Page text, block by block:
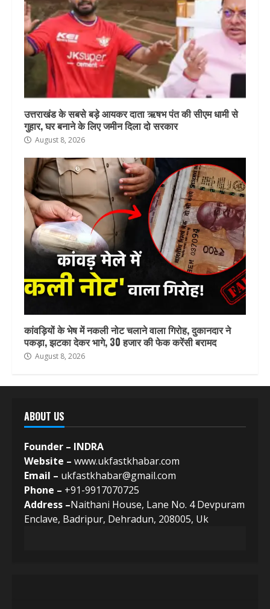
उत्तराखंड के सबसे बड़े आयकर दाता ऋषभ पंत की सीएम धामी से
गुहार, घर बनाने के लिए जमीन दिला दो सरकार
August 8, 2026
कांवड़ियों के भेष में नकली नोट चलाने वाला गिरोह, दुकानदार ने
पकड़ा, झटका देकर भागे, 30 हजार की फेक करेंसी बरामद
August 8, 2026
ABOUT US
Founder – INDRA
Website – www.ukfastkhabar.com
Email – ukfastkhabar@gmail.com
Phone – +91-9917070725
Address –Naithani House, Lane No. 4 Devpuram
Enclave, Badripur, Dehradun, 208005, Uk